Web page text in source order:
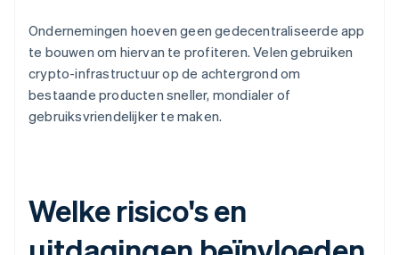
Ondernemingen hoeven geen gedecentraliseerde app
te bouwen om hiervan te profiteren. Velen gebruiken
crypto-infrastructuur op de achtergrond om
bestaande producten sneller, mondialer of
gebruiksvriendelijker te maken.
Welke risico's en